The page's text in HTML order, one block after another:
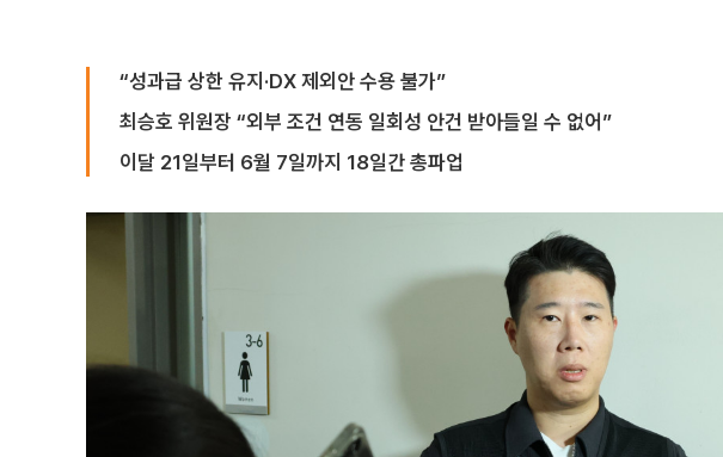
“성과급 상한 유지·DX 제외안 수용 불가”
최승호 위원장 “외부 조건 연동 일회성 안건 받아들일 수 없어”
이달 21일부터 6월 7일까지 18일간 총파업